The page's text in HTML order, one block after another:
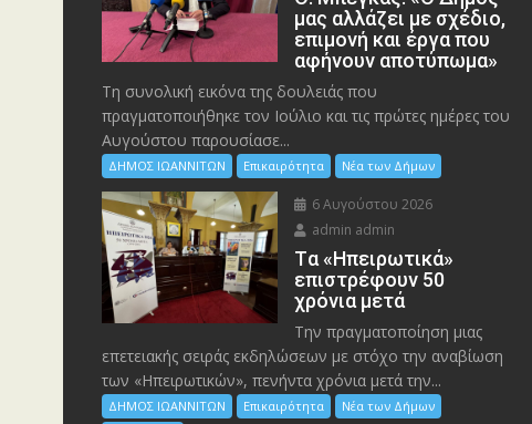
μας αλλάζει με σχέδιο,
επιμονή και έργα που
αφήνουν αποτύπωμα»
Τη συνολική εικόνα της δουλειάς που
πραγματοποιήθηκε τον Ιούλιο και τις πρώτες ημέρες του
Αυγούστου παρουσίασε...
ΔΗΜΟΣ ΙΩΑΝΝΙΤΩΝ Επικαιρότητα Νέα των Δήμων
6 Αυγούστου 2026
admin admin
Tα «Ηπειρωτικά»
επιστρέφουν 50
χρόνια μετά
Την πραγματοποίηση μιας
επετειακής σειράς εκδηλώσεων με στόχο την αναβίωση
των «Ηπειρωτικών», πενήντα χρόνια μετά την...
ΔΗΜΟΣ ΙΩΑΝΝΙΤΩΝ Επικαιρότητα Νέα των Δήμων